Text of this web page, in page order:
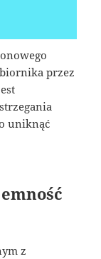
przez
uniknąć
z